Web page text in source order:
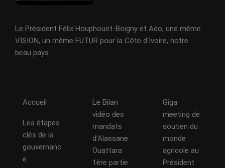
Le Président Félix Houphouët-Boigny et Ado, une même
VISION, un même FUTUR pour la Côte d'Ivoire, notre
beau pays.
Accueil
Les étapes
clés de la
gouvernanc
e
Le Bilan
vidéo des
mandats
d’Alassane
Ouattara
1ère partie
Giga
meeting de
soutien du
monde
agricole au
Président